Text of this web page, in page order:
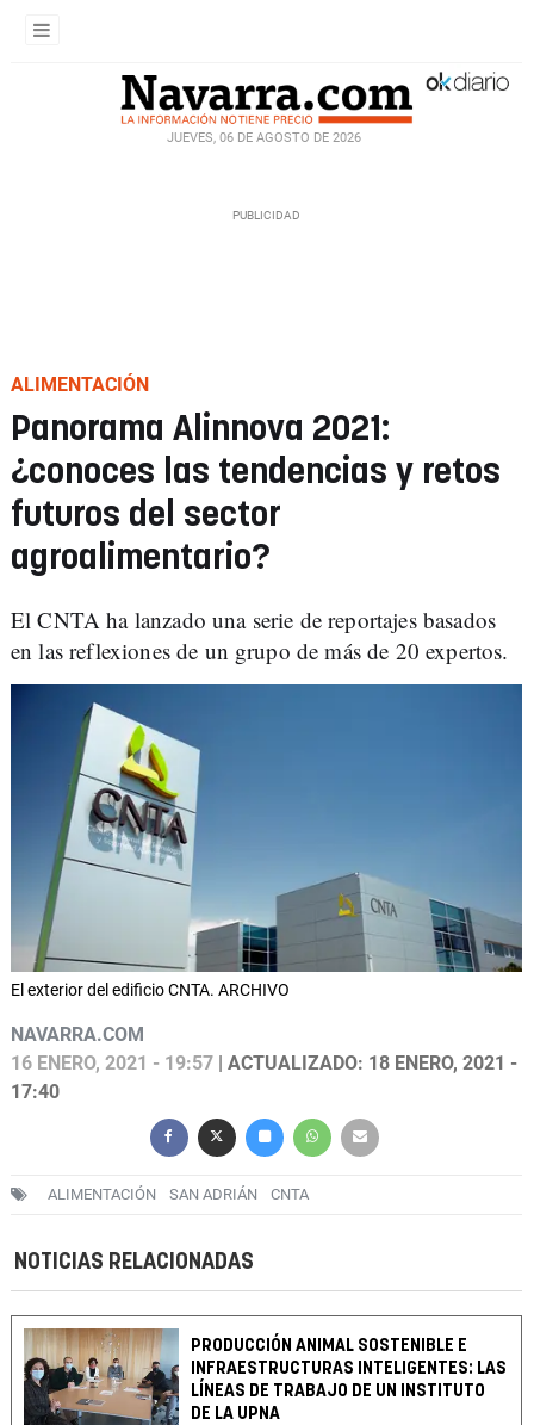
JUEVES, 06 DE AGOSTO DE 2026
ALIMENTACIÓN
Panorama Alinnova 2021:
¿conoces las tendencias y retos
futuros del sector
agroalimentario?
El CNTA ha lanzado una serie de reportajes basados
en las reflexiones de un grupo de más de 20 expertos.
El exterior del edificio CNTA. ARCHIVO
NAVARRA.COM
16 ENERO, 2021 - 19:57 | ACTUALIZADO: 18 ENERO, 2021 -
17:40
ALIMENTACIÓN SAN ADRIÁN CNTA
NOTICIAS RELACIONADAS
PRODUCCIÓN ANIMAL SOSTENIBLE E
INFRAESTRUCTURAS INTELIGENTES: LAS
LÍNEAS DE TRABAJO DE UN INSTITUTO
DE LA UPNA